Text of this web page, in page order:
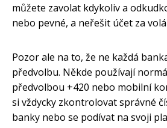
můžete zavolat kdykoliv a
nebo pevné, a neřešit účet za
Pozor ale na to, že ne každá
předvolbu. Někde používají
předvolbou +420 nebo mobilní
si vždycky zkontrolovat správné
banky nebo se podívat na svoji